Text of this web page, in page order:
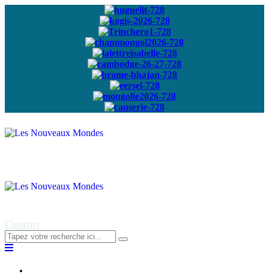
Abonnez-vous à
Chercher